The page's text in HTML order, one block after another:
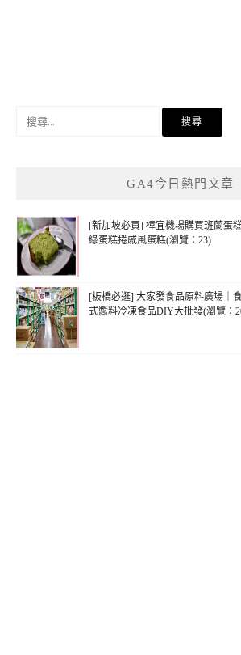
GA4今日熱門文章
[新加坡必買] 樟宜機場購買班蘭蛋
綠蛋糕捲戚風蛋糕(瀏覽：23)
[板橋必逛] 大家發食品原料廣場｜
式醬料冷凍食品DIY大批發(瀏覽：